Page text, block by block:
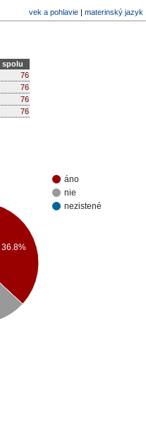
vek a pohlavie| materinský jazyk
spolu
76
76
76
76
áno
nie
nezistené
36.8%